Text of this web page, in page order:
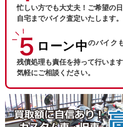
忙しい方でも大丈夫！ご希望の
自宅までバイク査定いたします。
ローン中のバイク
残債処理も責任を持って行いま
気軽にご相談ください。